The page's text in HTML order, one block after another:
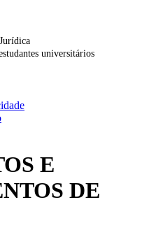
universitários
E
DE